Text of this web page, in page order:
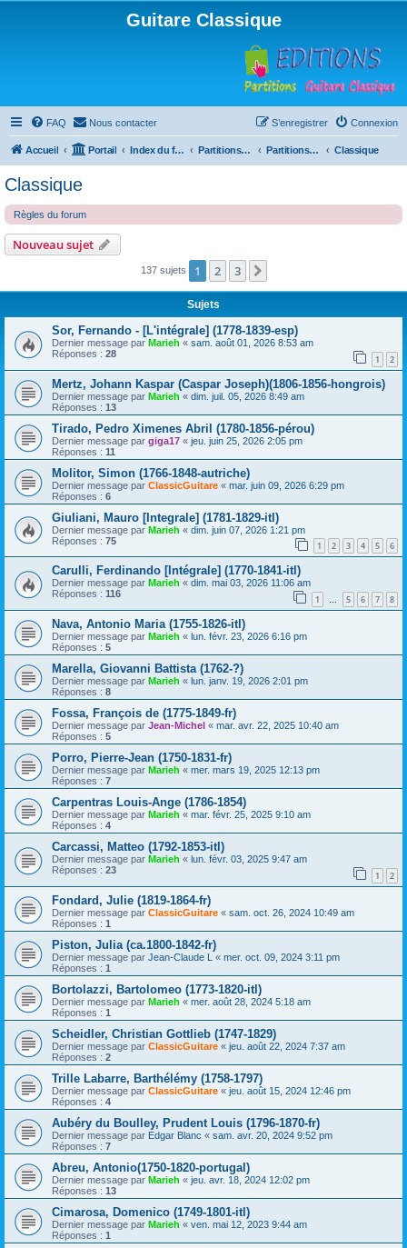
Guitare Classique
FAQ Nous contacter Connexion
S’enregistrer
Accueil Portail Index du forum Partitions pour guitare en libre téléchargement Partitions classées par compositeur Classique
Classique
Règles du forum
Nouveau sujet
137 sujets 1 2 3
Sujets
Sor, Fernando - [L'intégrale] (1778-1839-esp)
Dernier message par Marieh « sam. août 01, 2026 8:53 am
Réponses : 28 1 2
Mertz, Johann Kaspar (Caspar Joseph)(1806-1856-hongrois)
Dernier message par Marieh « dim. juil. 05, 2026 8:49 am
Réponses : 13
Tirado, Pedro Ximenes Abril (1780-1856-pérou)
Dernier message par giga17 « jeu. juin 25, 2026 2:05 pm
Réponses : 11
Molitor, Simon (1766-1848-autriche)
Dernier message par ClassicGuitare « mar. juin 09, 2026 6:29 pm
Réponses : 6
Giuliani, Mauro [Integrale] (1781-1829-itl)
Dernier message par Marieh « dim. juin 07, 2026 1:21 pm
Réponses : 75 1 2 3 4 5 6
Carulli, Ferdinando [Intégrale] (1770-1841-itl)
Dernier message par Marieh « dim. mai 03, 2026 11:06 am
Réponses : 116 1 … 5 6 7 8
Nava, Antonio Maria (1755-1826-itl)
Dernier message par Marieh « lun. févr. 23, 2026 6:16 pm
Réponses : 5
Marella, Giovanni Battista (1762-?)
Dernier message par Marieh « lun. janv. 19, 2026 2:01 pm
Réponses : 8
Fossa, François de (1775-1849-fr)
Dernier message par Jean-Michel « mar. avr. 22, 2025 10:40 am
Réponses : 5
Porro, Pierre-Jean (1750-1831-fr)
Dernier message par Marieh « mer. mars 19, 2025 12:13 pm
Réponses : 7
Carpentras Louis-Ange (1786-1854)
Dernier message par Marieh « mar. févr. 25, 2025 9:10 am
Réponses : 4
Carcassi, Matteo (1792-1853-itl)
Dernier message par Marieh « lun. févr. 03, 2025 9:47 am
Réponses : 23 1 2
Fondard, Julie (1819-1864-fr)
Dernier message par ClassicGuitare « sam. oct. 26, 2024 10:49 am
Réponses : 1
Piston, Julia (ca.1800-1842-fr)
Dernier message par Jean-Claude L « mer. oct. 09, 2024 3:11 pm
Réponses : 1
Bortolazzi, Bartolomeo (1773-1820-itl)
Dernier message par Marieh « mer. août 28, 2024 5:18 am
Réponses : 1
Scheidler, Christian Gottlieb (1747-1829)
Dernier message par ClassicGuitare « jeu. août 22, 2024 7:37 am
Réponses : 2
Trille Labarre, Barthélémy (1758-1797)
Dernier message par ClassicGuitare « jeu. août 15, 2024 12:46 pm
Réponses : 4
Aubéry du Boulley, Prudent Louis (1796-1870-fr)
Dernier message par Edgar Blanc « sam. avr. 20, 2024 9:52 pm
Réponses : 7
Abreu, Antonio(1750-1820-portugal)
Dernier message par Marieh « jeu. avr. 18, 2024 12:02 pm
Réponses : 13
Cimarosa, Domenico (1749-1801-itl)
Dernier message par Marieh « ven. mai 12, 2023 9:44 am
Réponses : 1